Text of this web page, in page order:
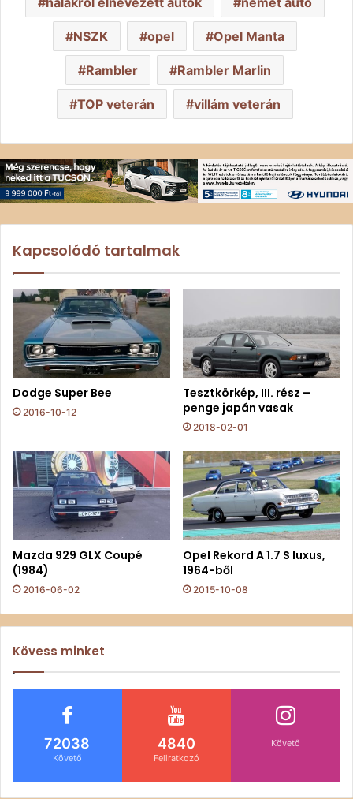
NSZK opel Opel Manta
Rambler Rambler Marlin
TOP veterán villám veterán
Kapcsolódó tartalmak
Dodge Super Bee
2016-10-12
Tesztkörkép, III. rész –
penge japán vasak
2018-02-01
Mazda 929 GLX Coupé
(1984)
2016-06-02
Opel Rekord A 1.7 S luxus,
1964-ből
2015-10-08
Kövess minket
72038
Követő
4840
Feliratkozó
Követő